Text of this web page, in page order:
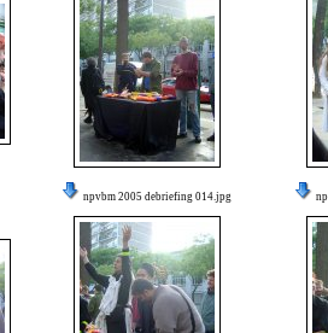
npvbm 2005 debriefing 014.jpg